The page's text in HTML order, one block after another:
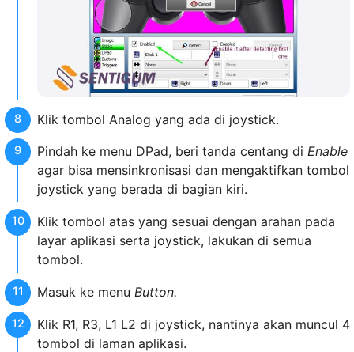
Klik tombol Analog yang ada di joystick.
Pindah ke menu DPad, beri tanda centang di Enable
agar bisa mensinkronisasi dan mengaktifkan tombol
joystick yang berada di bagian kiri.
Klik tombol atas yang sesuai dengan arahan pada
layar aplikasi serta joystick, lakukan di semua
tombol.
Masuk ke menu Button.
Klik R1, R3, L1 L2 di joystick, nantinya akan muncul 4
tombol di laman aplikasi.